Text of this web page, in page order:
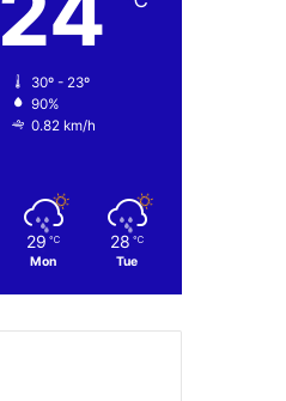
30º - 23º
90%
0.82 km/h
29 ℃
Mon
28 ℃
Tue